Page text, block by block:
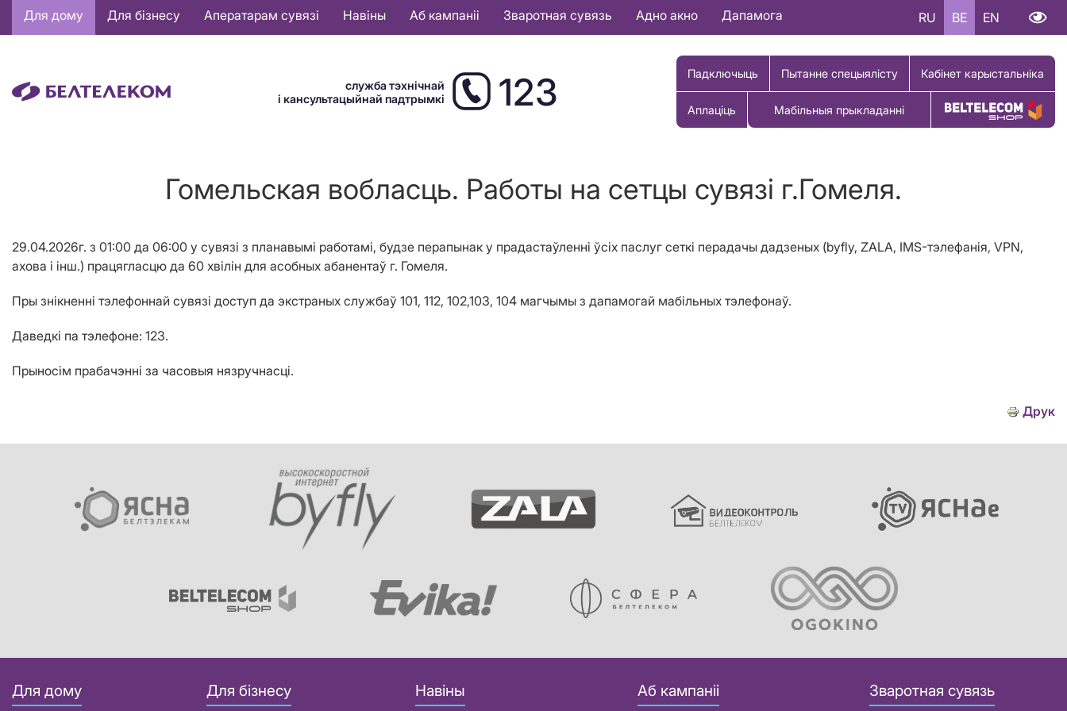
Основная
навигация
Для дому Для бізнесу Аператарам сувязі Навіны Аб кампаніі Зваротная сувязь Адно акно Дапамога RU BE EN
служба тэхнічнай
і кансультацыйнай падтрымкі
123 Падключыць Пытанне спецыялісту Кабінет карыстальніка
Аплаціць Мабільныя прыкладанні Купіць тавар
Гомельская вобласць. Работы на сетцы сувязі г.Гомеля.
29.04.2026г. з 01:00 да 06:00 у сувязі з планавымі работамі, будзе перапынак у прадастаўленні ўсіх паслуг сеткі перадачы дадзеных (byfly, ZALA, IMS-тэлефанія, VPN,
ахова і інш.) працягласцю да 60 хвілін для асобных абанентаў г. Гомеля.
Пры знікненні тэлефоннай сувязі доступ да экстраных службаў 101, 112, 102,103, 104 магчымы з дапамогай мабільных тэлефонаў.
Даведкі па тэлефоне: 123.
Прыносім прабачэнні за часовыя нязручнасці.
Друк
Для дому Для бізнесу Навіны Аб кампаніі Зваротная сувязь